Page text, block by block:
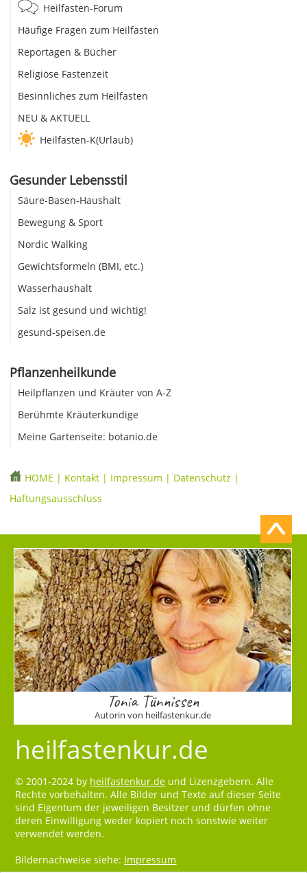
Heilfasten-Forum
Häufige Fragen zum Heilfasten
Reportagen & Bücher
Religiöse Fastenzeit
Besinnliches zum Heilfasten
NEU & AKTUELL
Heilfasten-K(Urlaub)
Gesunder Lebensstil
Säure-Basen-Haushalt
Bewegung & Sport
Nordic Walking
Gewichtsformeln (BMI, etc.)
Wasserhaushalt
Salz ist gesund und wichtig!
gesund-speisen.de
Pflanzenheilkunde
Heilpflanzen und Kräuter von A-Z
Berühmte Kräuterkundige
Meine Gartenseite: botanio.de
HOME | Kontakt | Impressum | Datenschutz |
Haftungsausschluss
Tonia Tünnissen
Autorin von heilfastenkur.de
heilfastenkur.de
© 2001-2024 by heilfastenkur.de und Lizenzgebern. Alle
Rechte vorbehalten. Alle Bilder und Texte auf dieser Seite
sind Eigentum der jeweiligen Besitzer und dürfen ohne
deren Einwilligung weder kopiert noch sonstwie weiter
verwendet werden.
Bildernachweise siehe: Impressum